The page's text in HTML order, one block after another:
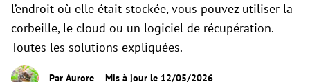
l’endroit où elle était stockée, vous pouvez utiliser la
corbeille, le cloud ou un logiciel de récupération.
Toutes les solutions expliquées.
Par Aurore
Mis à jour le 12/05/2026